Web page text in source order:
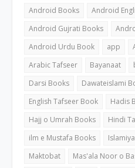
Android Books
Android
Android Gujrati Books
Android Urdu Book
app
Arabic Tafseer
Bayanaat
Darsi Books
Dawateislami
English Tafseer Book
Hadis
Hajj o Umrah Books
Hindi
ilm e Mustafa Books
Maktobat
Mas'ala Noor o